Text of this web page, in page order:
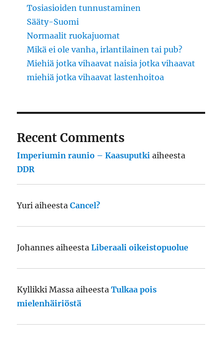
Tosiasioiden tunnustaminen
Sääty-Suomi
Normaalit ruokajuomat
Mikä ei ole vanha, irlantilainen tai pub?
Miehiä jotka vihaavat naisia jotka vihaavat
miehiä jotka vihaavat lastenhoitoa
Recent Comments
Imperiumin raunio – Kaasuputki aiheesta
DDR
Yuri aiheestaCancel?
Johannes aiheestaLiberaali oikeistopuolue
Kyllikki Massa aiheestaTulkaa pois
mielenhäiriöstä